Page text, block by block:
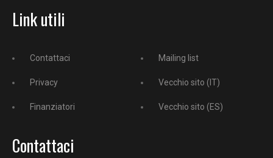
Link utili
Contattaci
Privacy
Finanziatori
Mailing list
Vecchio sito (IT)
Vecchio sito (ES)
Contattaci